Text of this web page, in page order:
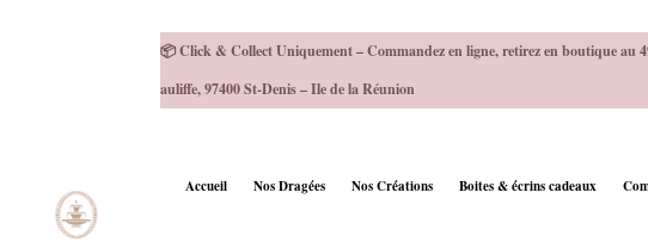
📦 Click & Collect Uniquement – Commandez en ligne, retirez en boutique au
auliffe, 97400 St-Denis – Ile de la Réunion
Accueil Nos Dragées Nos Créations Boites & écrins cadeaux